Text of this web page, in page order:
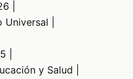
|
|
|
y Salud |